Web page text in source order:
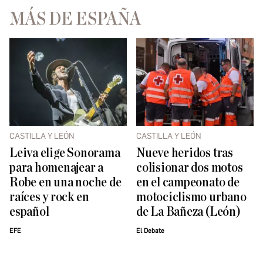
MÁS DE ESPAÑA
CASTILLA Y LEÓN
Leiva elige Sonorama
para homenajear a
Robe en una noche de
raíces y rock en
español
EFE
CASTILLA Y LEÓN
Nueve heridos tras
colisionar dos motos
en el campeonato de
motociclismo urbano
de La Bañeza (León)
El Debate